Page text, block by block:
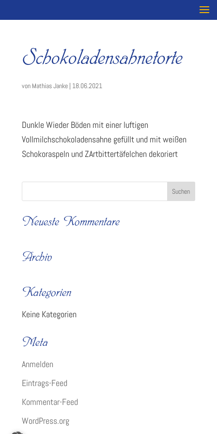
Schokoladensahnetorte
von Mathias Janke| 18.06.2021
Dunkle Wieder Böden mit einer luftigen
Vollmilchschokoladensahne gefüllt und mit weißen
Schokoraspeln und ZArtbittertäfelchen dekoriert
Neueste Kommentare
Archiv
Kategorien
Keine Kategorien
Meta
Anmelden
Eintrags-Feed
Kommentar-Feed
WordPress.org